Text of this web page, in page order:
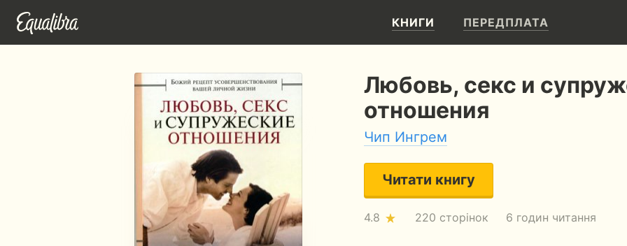
КНИГИ ПЕРЕДПЛАТА
Любовь, секс и
отношения
Чип Ингрем
Читати книгу
4.8 220 сторінок 6 годин читання